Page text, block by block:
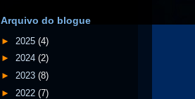
Arquivo do blogue
► 2025 (4)
► 2024 (2)
► 2023 (8)
► 2022 (7)